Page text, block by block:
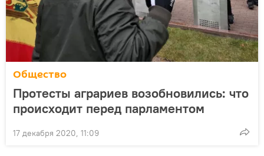
Общество
Протесты аграриев возобновились: что
происходит перед парламентом
17 декабря 2020, 11:09